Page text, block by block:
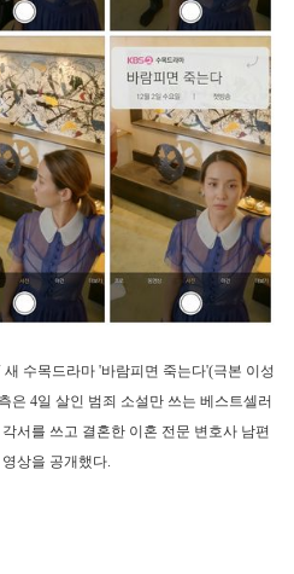
수목드라마 '바람피면 죽는다'(극본 이성
은 4일 살인 범죄 소설만 쓰는 베스트셀러
서를 쓰고 결혼한 이혼 전문 변호사 남편
상을 공개했다.